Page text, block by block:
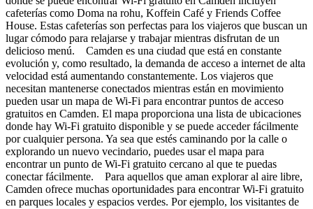
cafeterías como Doma na rohu, Koffein Café y Friends Coffee
House. Estas cafeterías son perfectas para los viajeros que buscan un
lugar cómodo para relajarse y trabajar mientras disfrutan de un
delicioso menú. Camden es una ciudad que está en constante
evolución y, como resultado, la demanda de acceso a internet de alta
velocidad está aumentando constantemente. Los viajeros que
necesitan mantenerse conectados mientras están en movimiento
pueden usar un mapa de Wi-Fi para encontrar puntos de acceso
gratuitos en Camden. El mapa proporciona una lista de ubicaciones
donde hay Wi-Fi gratuito disponible y se puede acceder fácilmente
por cualquier persona. Ya sea que estés caminando por la calle o
explorando un nuevo vecindario, puedes usar el mapa para
encontrar un punto de Wi-Fi gratuito cercano al que te puedas
conectar fácilmente. Para aquellos que aman explorar al aire libre,
Camden ofrece muchas oportunidades para encontrar Wi-Fi gratuito
en parques locales y espacios verdes. Por ejemplo, los visitantes de